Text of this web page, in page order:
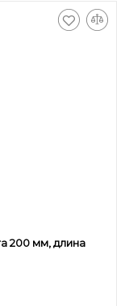
200 мм, длина